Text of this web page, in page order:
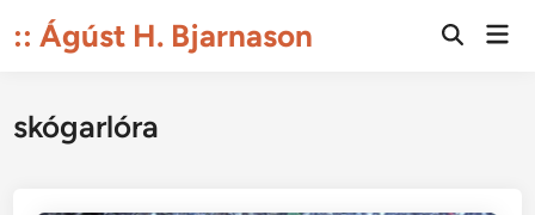
to:: Ágúst H. Bjarnason
Open
skógarlóra